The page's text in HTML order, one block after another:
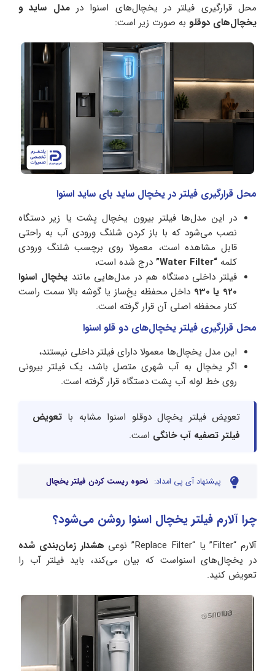
محل قرارگیری فیلتر در یخچال‌های اسنوا درمدل ساید و
یخچال‌های دوقلو به صورت زیر است:
محل قرارگیری فیلتر در یخچال ساید بای ساید اسنوا
در این مدل‌ها فیلتر بیرون یخچال پشت یا زیر دستگاه
نصب می‌شود که با باز کردن شلنگ ورودی آب به راحتی
قابل مشاهده است، معمولا روی برچسب شلنگ ورودی
کلمه “Water Filter”
درج شده است،
فیلتر داخلی دستگاه هم در مدل‌هایی مانندیخچال اسنوا
920 یا 930
داخل محفظه یخ‌ساز یا گوشه بالا سمت راست
کنار محفظه اصلی آن قرار گرفته است.
محل قرارگیری فیلتر یخچال‌های دو قلو اسنوا
این مدل یخچال‌ها معمولا دارای فیلتر داخلی نیستند،
اگر یخچال به آب شهری متصل باشد، یک فیلتر بیرونی
روی خط لوله آب پشت دستگاه قرار گرفته است.
تعویض فیلتر یخچال دوقلو اسنوا مشابه با تعویض
فیلتر تصفیه آب خانگی است.
پیشنهاد آی پی امداد: نحوه ریست کردن فیلتر یخچال
چرا آلارم فیلتر یخچال اسنوا روشن می‌شود؟
آلارم “Filter” یا “Replace Filter” نوعی
هشدار زمان‌بندی شده
در یخچال‌های اسنواست که بیان می‌کند، باید فیلتر آب را
تعویض کنید.